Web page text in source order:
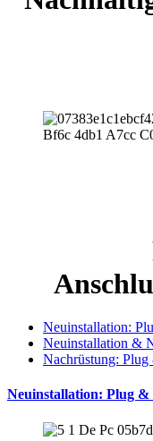
Neuinstallation:
Neuinstallation &
Nachrüstung:
Neuinstallation: Plug &